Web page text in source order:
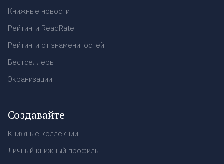
Книжные новости
Рейтинги ReadRate
Рейтинги от знаменитостей
Бестселлеры
Экранизации
Создавайте
Книжные коллекции
Личный книжный профиль